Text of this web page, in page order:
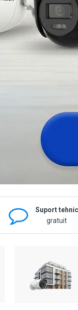
Suport tehnic
gratuit